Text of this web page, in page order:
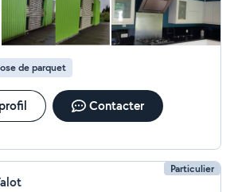
de parquet
Contacter
Particulier